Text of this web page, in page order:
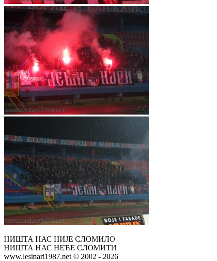
НИШТА НАС НИЈЕ СЛОМИЛО
НИШТА НАС НЕЋЕ СЛОМИТИ
www.lesinari1987.net © 2002 - 2026